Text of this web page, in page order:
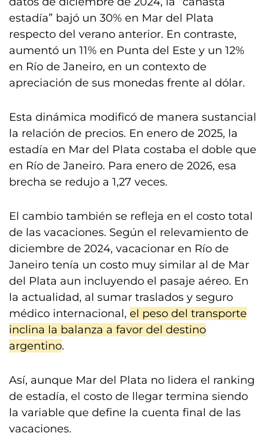
estadía” bajó un 30% en Mar del Plata
respecto del verano anterior. En contraste,
aumentó un 11% en Punta del Este y un 12%
en Río de Janeiro, en un contexto de
apreciación de sus monedas frente al dólar.
Esta dinámica modificó de manera sustancial
la relación de precios. En enero de 2025, la
estadía en Mar del Plata costaba el doble que
en Río de Janeiro. Para enero de 2026, esa
brecha se redujo a 1,27 veces.
El cambio también se refleja en el costo total
de las vacaciones. Según el relevamiento de
diciembre de 2024, vacacionar en Río de
Janeiro tenía un costo muy similar al de Mar
del Plata aun incluyendo el pasaje aéreo. En
la actualidad, al sumar traslados y seguro
médico internacional, el peso del transporte
inclina la balanza a favor del destino
argentino.
Así, aunque Mar del Plata no lidera el ranking
de estadía, el costo de llegar termina siendo
la variable que define la cuenta final de las
vacaciones.